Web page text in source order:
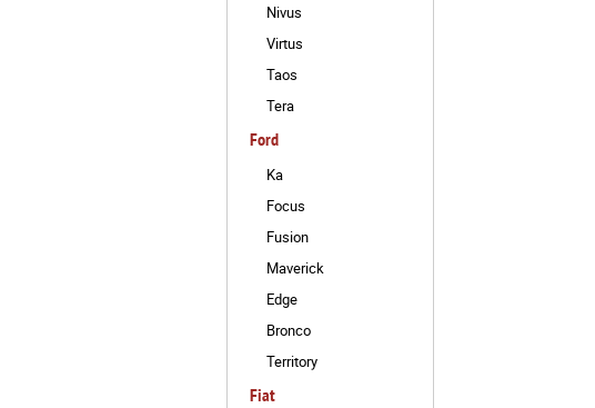
Nivus
Virtus
Taos
Tera
Ford
Ka
Focus
Fusion
Maverick
Edge
Bronco
Territory
Fiat